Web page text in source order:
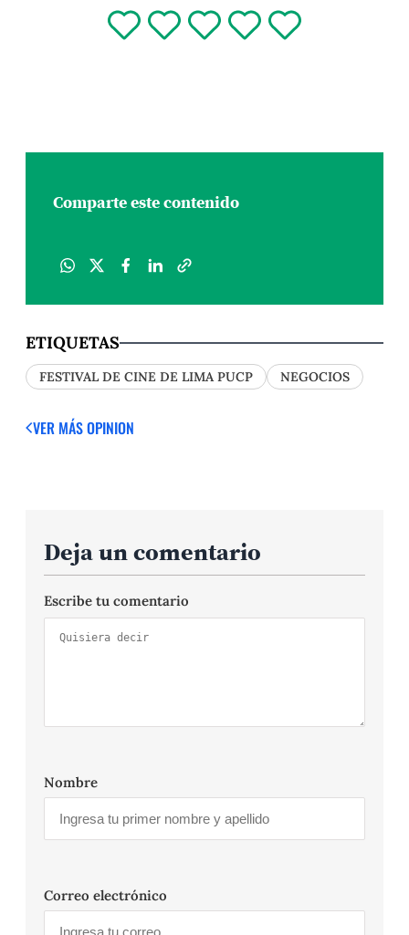
Comparte este contenido
ETIQUETAS
FESTIVAL DE CINE DE LIMA PUCP NEGOCIOS
VER MÁS OPINION
Deja un comentario
Escribe tu comentario
Nombre
Correo electrónico